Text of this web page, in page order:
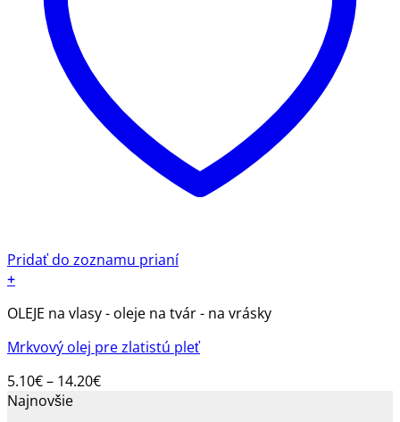
Pridať do zoznamu prianí
+
produkt
má
viacero
variantov.
Možnosti
OLEJE na vlasy - oleje na tvár - na vrásky
Mrkvový olej pre zlatistú pleť
5.10€– 14.20€Price
Najnovšie